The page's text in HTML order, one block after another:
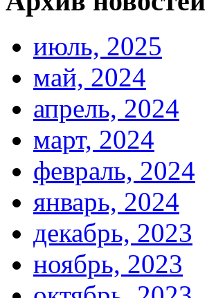
июль, 2025
май, 2024
апрель, 2024
март, 2024
февраль, 2024
январь, 2024
декабрь, 2023
ноябрь, 2023